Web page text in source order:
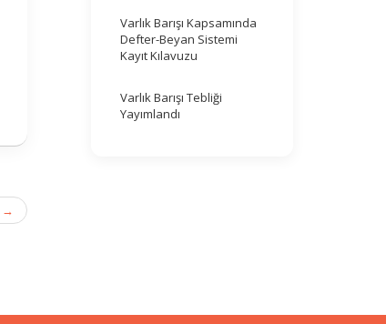
→
Varlık Barışı Kapsamında
Defter-Beyan Sistemi
Kayıt Kılavuzu
Varlık Barışı Tebliği
Yayımlandı